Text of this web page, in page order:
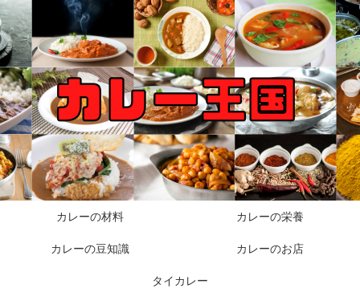
カレーの材料 カレーの栄養
カレーの豆知識 カレーのお店
タイカレー